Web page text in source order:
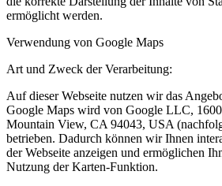
ermöglicht werden.
Verwendung von Google Maps
Art und Zweck der Verarbeitung:
Auf dieser Webseite nutzen wir das
Google Maps wird von Google LLC,
Mountain View, CA 94043, USA
betrieben. Dadurch können wir Ihnen
der Webseite anzeigen und ermöglichen
Nutzung der Karten-Funktion.